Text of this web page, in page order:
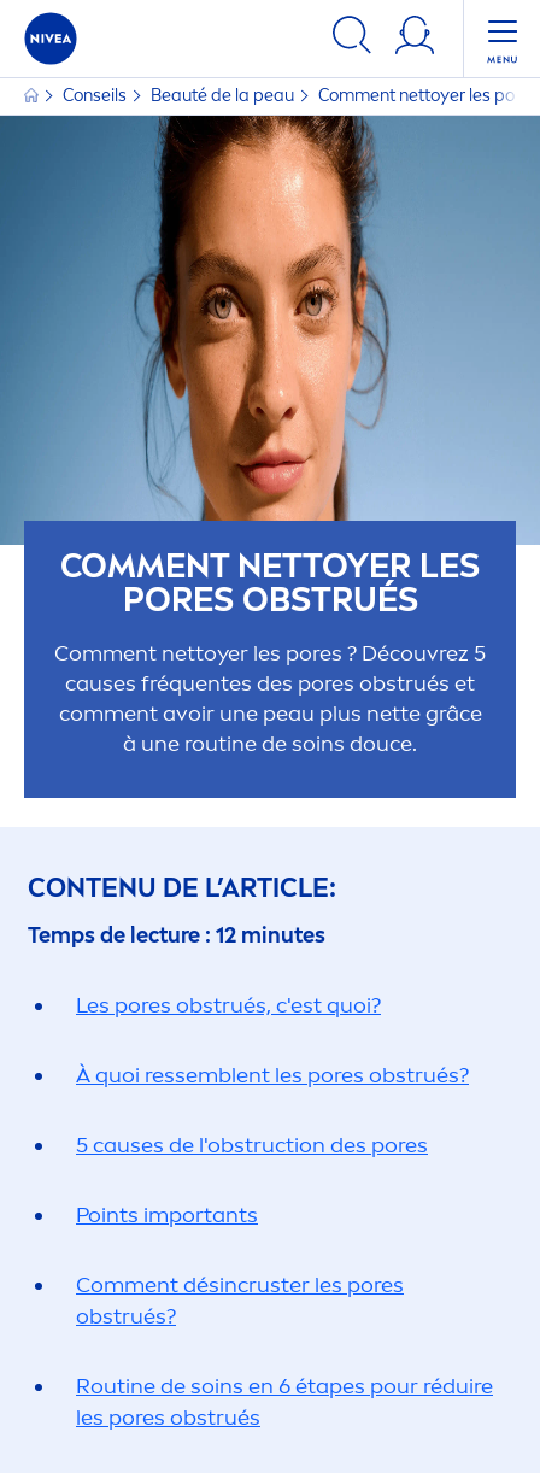
Conseils Beauté de la peau Comment nettoyer les
COMMENT NETTOYER LES
PORES OBSTRUÉS
Comment nettoyer les pores ? Découvrez 5
causes fréquentes des pores obstrués et
comment avoir une peau plus nette grâce
à une routine de soins douce.
CONTENU DE L’ARTICLE:
Temps de lecture : 12 minutes
Les pores obstrués, c'est quoi?
À quoi ressemblent les pores obstrués?
5 causes de l'obstruction des pores
Points importants
Comment désincruster les pores
obstrués?
Routine de soins en 6 étapes pour réduire
les pores obstrués